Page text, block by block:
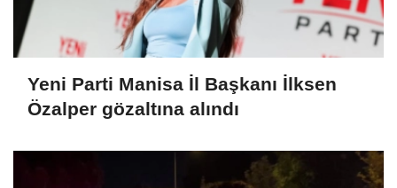
Yeni Parti Manisa İl Başkanı İlksen
Özalper gözaltına alındı